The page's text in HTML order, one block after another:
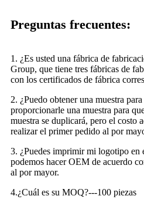
Preguntas frecuentes:
1. ¿Es usted una fábrica de
Group, que tiene tres fábricas de
con los certificados de fábrica
2. ¿Puedo obtener una muestra
proporcionarle una muestra para
muestra se duplicará, pero el costo
realizar el primer pedido al por
3. ¿Puedes imprimir mi logotipo en
podemos hacer OEM de acuerdo
al por mayor.
4.¿Cuál es su MOQ?---100 piezas